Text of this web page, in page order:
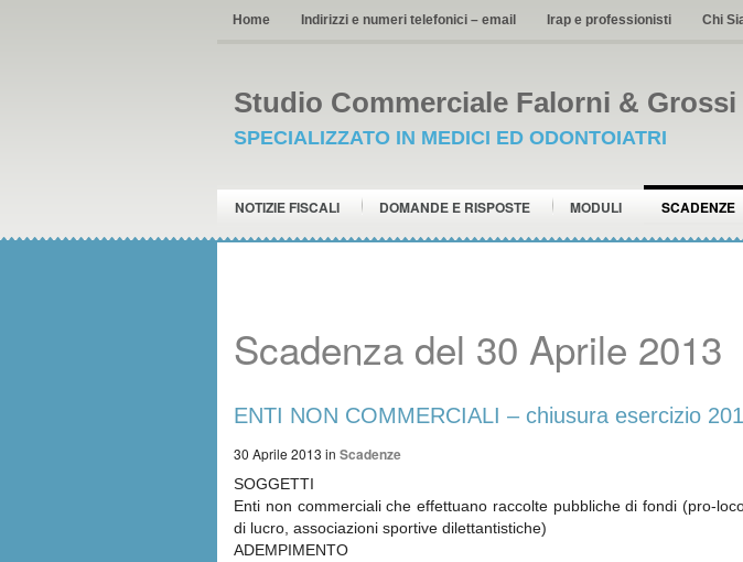
Home Indirizzi e numeri telefonici – email Irap e professionisti Chi
Studio Commerciale Falorni & Grossi
SPECIALIZZATO IN MEDICI ED ODONTOIATRI
NOTIZIE FISCALI DOMANDE E RISPOSTE MODULI SCADENZE
Scadenza del 30 Aprile 2013
ENTI NON COMMERCIALI – chiusura esercizio
30 Aprile 2013 in Scadenze
SOGGETTI
Enti non commerciali che effettuano raccolte pubbliche di fondi (pro-
di lucro, associazioni sportive dilettantistiche)
ADEMPIMENTO